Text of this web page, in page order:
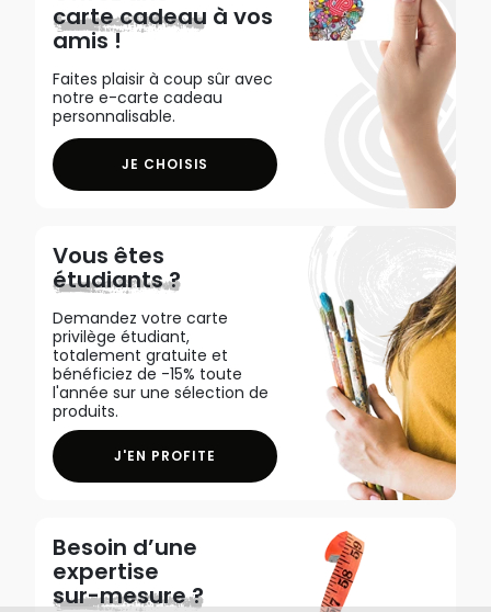
carte cadeau à vos
amis !
Faites plaisir à coup sûr avec
notre e-carte cadeau
personnalisable.
JE CHOISIS
Vous êtes
étudiants ?
Demandez votre carte
privilège étudiant,
totalement gratuite et
bénéficiez de -15% toute
l'année sur une sélection de
produits.
J'EN PROFITE
Besoin d’une
expertise
sur-mesure ?